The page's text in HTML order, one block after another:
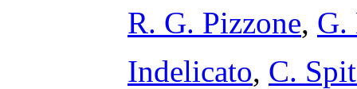
R. G. Pizzone, G.
Indelicato, C.